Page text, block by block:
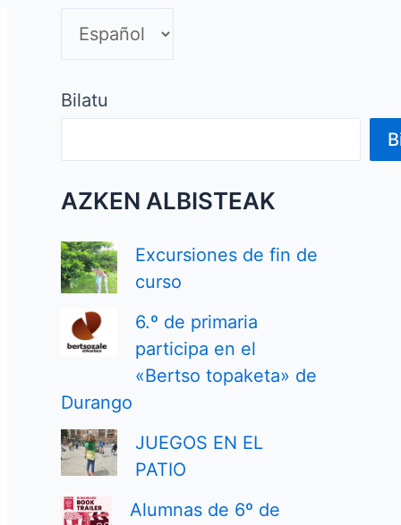
Bilatu
AZKEN ALBISTEAK
Excursiones de fin de
curso
6.º de primaria
participa en el
«Bertso topaketa» de
Durango
JUEGOS EN EL
PATIO
Alumnas de 6º de